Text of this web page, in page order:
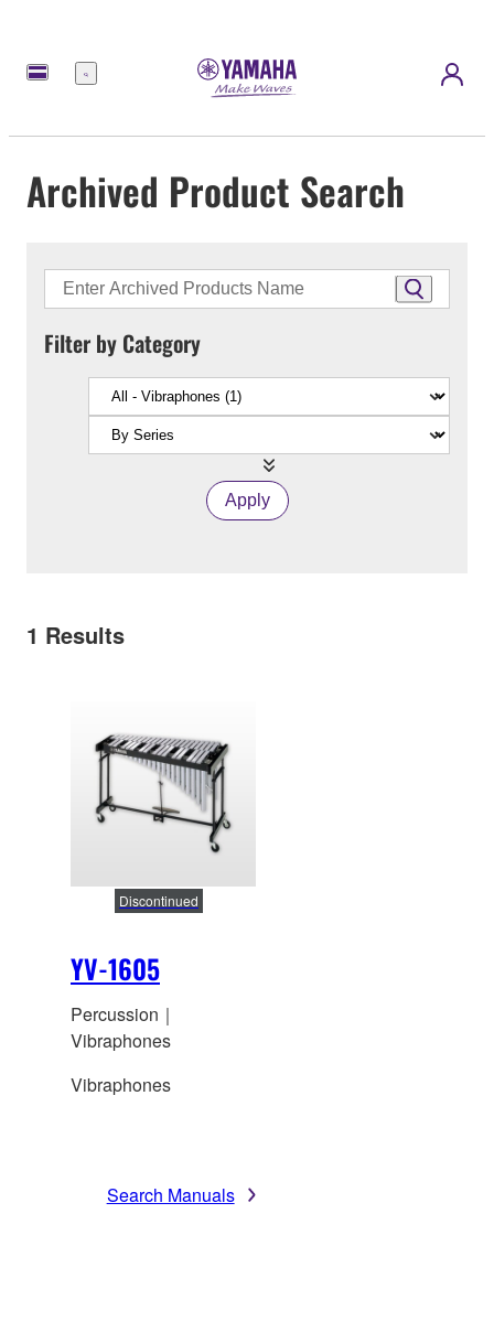
Menu
Archived Product Search
Filter by Category
Apply
1 Results
YV-1605
Discontinued
Percussion｜
Vibraphones
Vibraphones
Search Manuals